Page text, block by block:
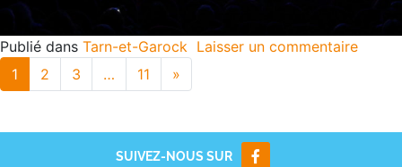
Publié dans Tarn-et-Garock Laisser un commentaire
1
2 3 … 11 »
SUIVEZ-NOUS SUR